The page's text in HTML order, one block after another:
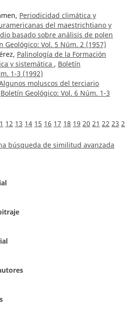
Periodicidad climática y
del maestrichtiano y
basado sobre análisis de polen
Geológico: Vol. 5 Núm. 2 (1957)
Palinología de la Formación
y sistemática , Boletín
1-3 (1992)
moluscos del terciario
Boletín Geológico: Vol. 6 Núm. 1-3
12 13 14 15 16 17 18 19 20 21 22 23
búsqueda de similitud avanzada